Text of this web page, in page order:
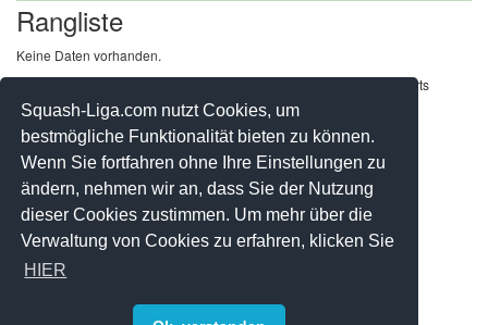
Squash-Liga.com nutzt Cookies, um
bestmögliche Funktionalität bieten zu können.
Wenn Sie fortfahren ohne Ihre Einstellungen zu
ändern, nehmen wir an, dass Sie der Nutzung
dieser Cookies zustimmen. Um mehr über die
Verwaltung von Cookies zu erfahren, klicken Sie
HIER
Rangliste
Keine Daten vorhanden.
Werbung - Offizielle Pool Partner des deutschen Squashsports